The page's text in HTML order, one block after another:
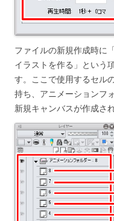
ファイルの新規作成時に
イラストを作る」という
す。ここで使用するセル
持ち、アニメーションフ
新規キャンバスが作成さ